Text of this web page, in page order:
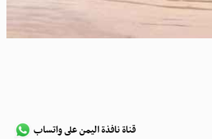
قناة نافذة اليمن على واتساب